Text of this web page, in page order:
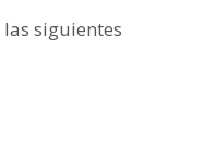
siguientes